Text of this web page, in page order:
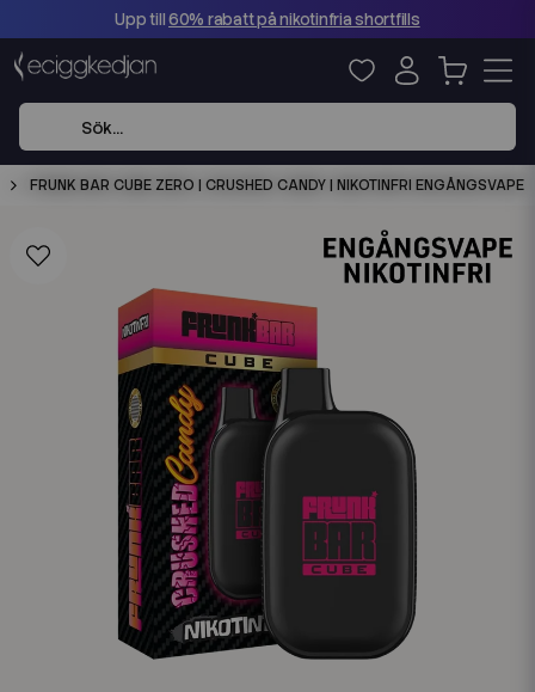
Upp till60% rabatt på nikotinfria shortfills
FRUNK BAR CUBE ZERO | CRUSHED CANDY | NIKOTINFRI ENGÅNGSVAPE